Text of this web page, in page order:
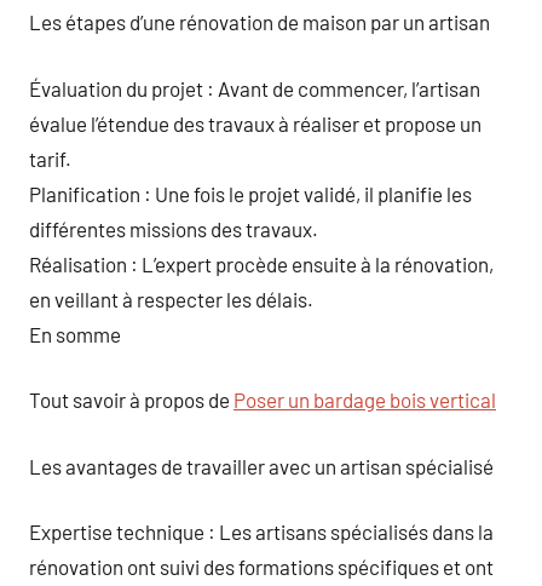
Les étapes d’une rénovation de maison par un artisan
Évaluation du projet : Avant de commencer, l’artisan
évalue l’étendue des travaux à réaliser et propose un
tarif.
Planification : Une fois le projet validé, il planifie les
différentes missions des travaux.
Réalisation : L’expert procède ensuite à la rénovation,
en veillant à respecter les délais.
En somme
Tout savoir à propos de Poser un bardage bois vertical
Les avantages de travailler avec un artisan spécialisé
Expertise technique : Les artisans spécialisés dans la
rénovation ont suivi des formations spécifiques et ont